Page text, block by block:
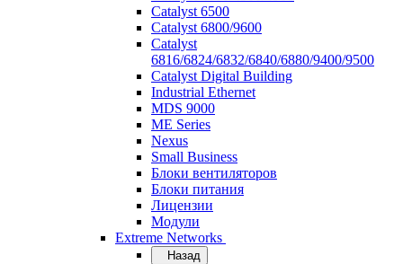
Catalyst 6500
Catalyst 6800/9600
Catalyst
6816/6824/6832/6840/6880/9400/9500
Catalyst Digital Building
Industrial Ethernet
MDS 9000
ME Series
Nexus
Small Business
Блоки вентиляторов
Блоки питания
Лицензии
Модули
Extreme Networks
Назад